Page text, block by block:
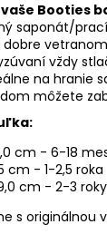
Booties
saponát/
vždy
na hranie
môžete
cm - 6-18
cm - 1-2,5 roka
cm - 2-3 roky
s originálnou